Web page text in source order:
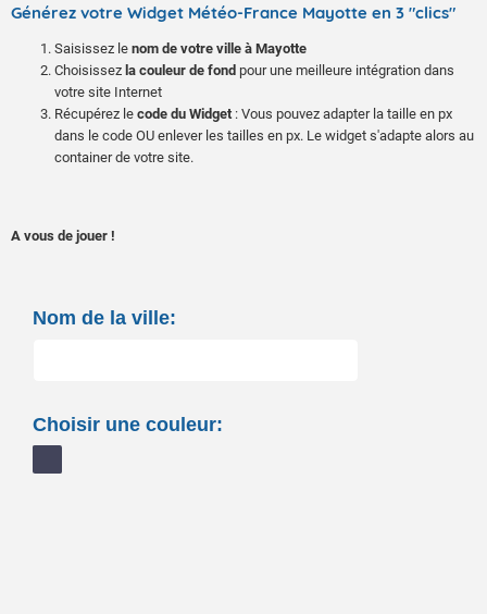
Générez votre Widget Météo-France Mayotte en 3 "clics"
Saisissez le nom de votre ville à Mayotte
Choisissez la couleur de fond pour une meilleure intégration dans
votre site Internet
Récupérez le code du Widget : Vous pouvez adapter la taille en px
dans le code OU enlever les tailles en px. Le widget s'adapte alors au
container de votre site.
A vous de jouer !
Nom de la ville:
Choisir une couleur: